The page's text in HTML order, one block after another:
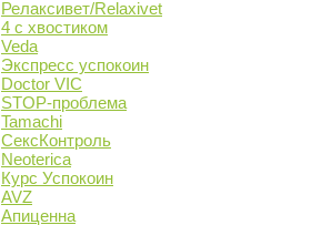
Релаксивет/Relaxivet
4 с хвостиком
Veda
Экспресс успокоин
Doctor VIC
STOP-проблема
Tamachi
СексКонтроль
Neoterica
Курс Успокоин
AVZ
Апиценна